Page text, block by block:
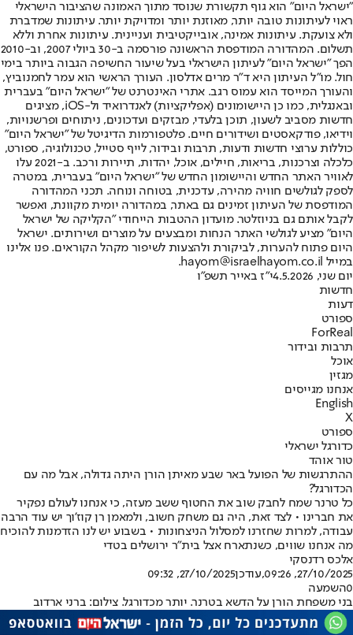
"ישראל היום" הוא גוף תקשורת שנוסד מתוך האמונה שהציבור הישראלי
ראוי לעיתונות טובה יותר, מאוזנת יותר ומדויקת יותר. עיתונות שמדברת
ולא צועקת. עיתונות אמינה, אובייקטיבית ועניינית. עיתונות אחרת וללא
תשלום. המהדורה המודפסת הראשונה פורסמה ב-30 ביולי 2007, וב-2010
הפך "ישראל היום" לעיתון הישראלי בעל שיעור החשיפה הגבוה ביותר בימי
חול. מו"ל העיתון היא ד"ר מרים אדלסון. העורך הראשי הוא עמר לחמנוביץ,
והעורך המייסד הוא עמוס רגב. אתרי האינטרנט של "ישראל היום" בעברית
ובאנגלית, כמו כן היישומונים (אפליקציות) לאנדרואיד ול-iOS, מציגים
חדשות מסביב לשעון, תוכן בלעדי, מבזקים ועדכונים, ניתוחים ופרשנויות,
וידיאו, פודקאסטים ושידורים חיים. פלטפורמות הדיגיטל של "ישראל היום"
כוללות ערוצי חדשות ודעות, תרבות ובידור, לייף סטייל, טכנולוגיה, ספורט,
כלכלה וצרכנות, בריאות, חיילים, אוכל, יהדות, תיירות ורכב. ב-2021 עלו
לאוויר האתר החדש והיישומון החדש של "ישראל היום" בעברית, במטרה
לספק לגולשים חוויה מהירה, עדכנית, בטוחה ונוחה. תכני המהדורה
המודפסת של העיתון זמינים גם באתר, במהדורה יומית מקוונת, ואפשר
לקבל אותם גם בניוזלטר. מועדון ההטבות הייחודי "הקליקה של ישראל
היום" מציע לגולשי האתר הנחות ומבצעים על מוצרים ושירותים. ישראל
היום פתוח להערות, לביקורת ולהצעות לשיפור מקהל הקוראים. פנו אלינו
במייל hayom@israelhayom.co.il.
יום שני, 4.5.2026
י"ז באייר תשפ"ו
חדשות
דעות
ספורט
ForReal
תרבות ובידור
אוכל
מגזין
אנחנו מגייסים
English
X
ספורט
כדורגל ישראלי
טור אוהד
ההתרגשות של הפועל באר שבע מאיתן הורן היתה גדולה, אבל מה עם
הכדורגל?
כל טרנר שמח לחבק שוב את החטוף ששב מעזה, כי אנחנו לעולם נפקיר
את חברינו • לצד זאת, היה גם משחק חשוב, ולמאמן רן קוז'וך יש עוד הרבה
עבודה, למרות שחזרנו למסלול הניצחונות • בשבוע יש לנו הזדמנות להוכיח
מה אנחנו שווים, כשנתארח אצל בית"ר ירושלים בטדי
אלכס רדנסקי
27/10/2025, 09:26
,עודכן27/10/2025, 09:32
0השמעה
בני משפחת הורן על הדשא בטרנר. יותר מכדורגל. צילום: ברני ארדוב